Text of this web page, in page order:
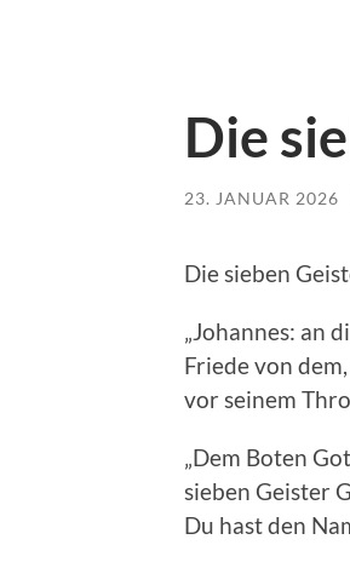
Die
23. JANUAR 2026
Die sieben
„Johannes: an
Friede von
vor seinem
„Dem Boten
sieben Geister
Du hast den